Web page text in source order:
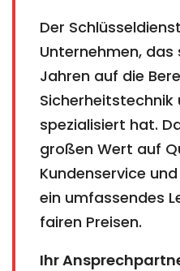
Der
Unternehmen,
Jahren auf die
Sicherheitstechnik
spezialisiert hat.
großen Wert auf
Kundenservice
ein umfassendes
fairen Preisen.
Ihr